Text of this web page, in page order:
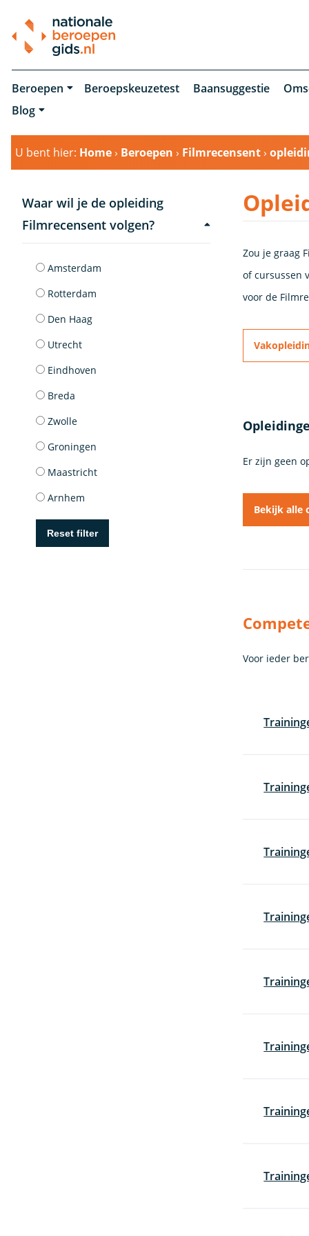
Beroepen Beroepskeuzetest Baansuggestie
Blog
U bent hier: Home› Beroepen › Filmrecensent›
Waar wil je de opleiding
Filmrecensent volgen?
Amsterdam
Rotterdam
Den Haag
Utrecht
Eindhoven
Breda
Zwolle
Groningen
Maastricht
Arnhem
Reset filter
Zou je graag
of cursussen
voor de
Er zijn geen
Bekijk alle
Voor ieder